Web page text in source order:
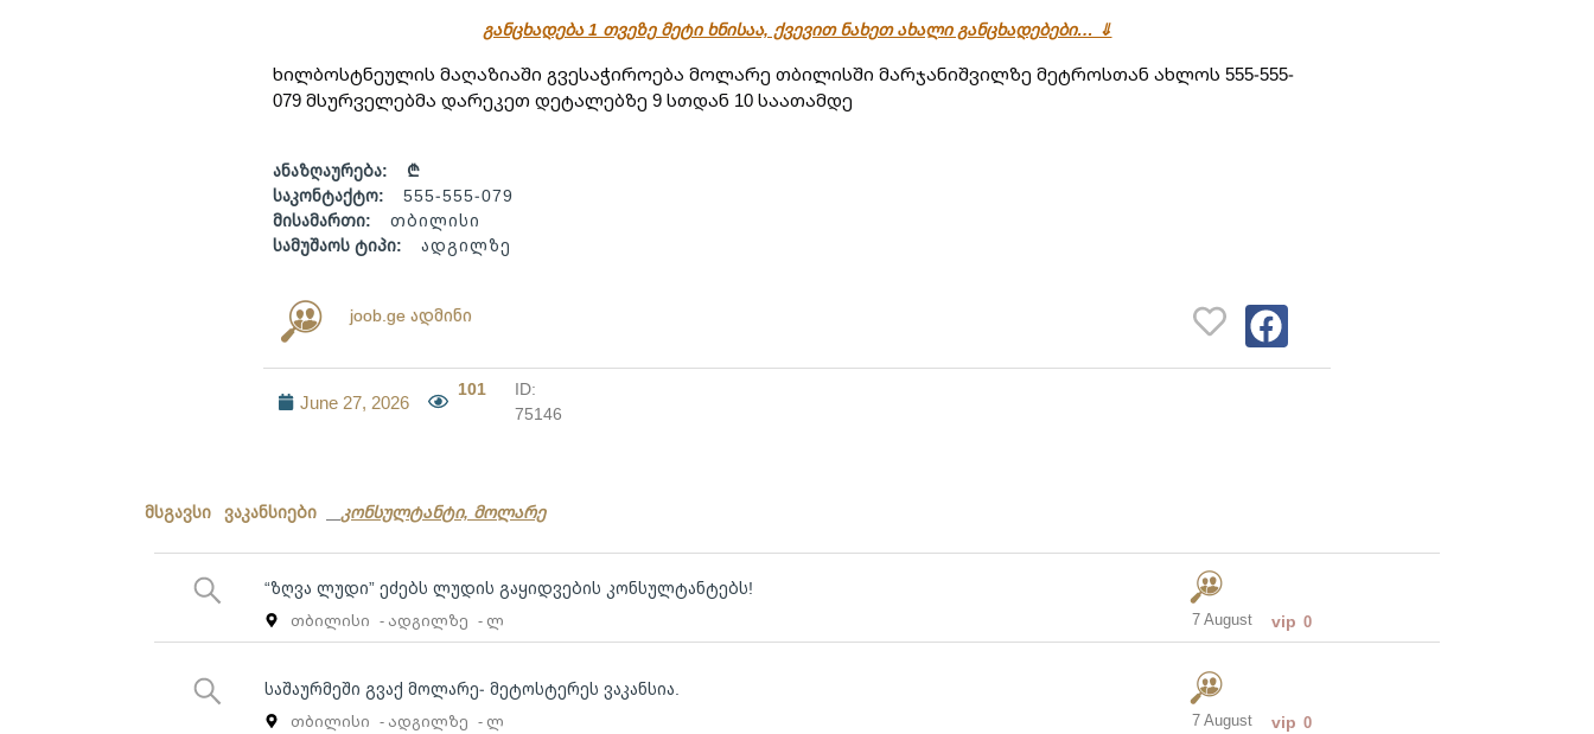
განცხადება 1 თვეზე მეტი ხნისაა, ქვევით ნახეთ ახალი განცხადებები… ⇓
ხილბოსტნეულის მაღაზიაში გვესაჭიროება მოლარე თბილისში მარჯანიშვილზე მეტროსთან ახლოს 555-555-
079 მსურველებმა დარეკეთ დეტალებზე 9 სთდან 10 საათამდე
ანაზღაურება:
₾
საკონტაქტო:
555-555-079
მისამართი:
თბილისი
სამუშაოს ტიპი:
ადგილზე
joob.ge ადმინი
June 27, 2026
101
ID:
75146
მსგავსი ვაკანსიები კონსულტანტი, მოლარე
“ზღვა ლუდი” ეძებს ლუდის გაყიდვების კონსულტანტებს!
თბილისი - ადგილზე - ლ 7 August vip 0
საშაურმეში გვაქ მოლარე- მეტოსტერეს ვაკანსია.
თბილისი - ადგილზე - ლ 7 August vip 0